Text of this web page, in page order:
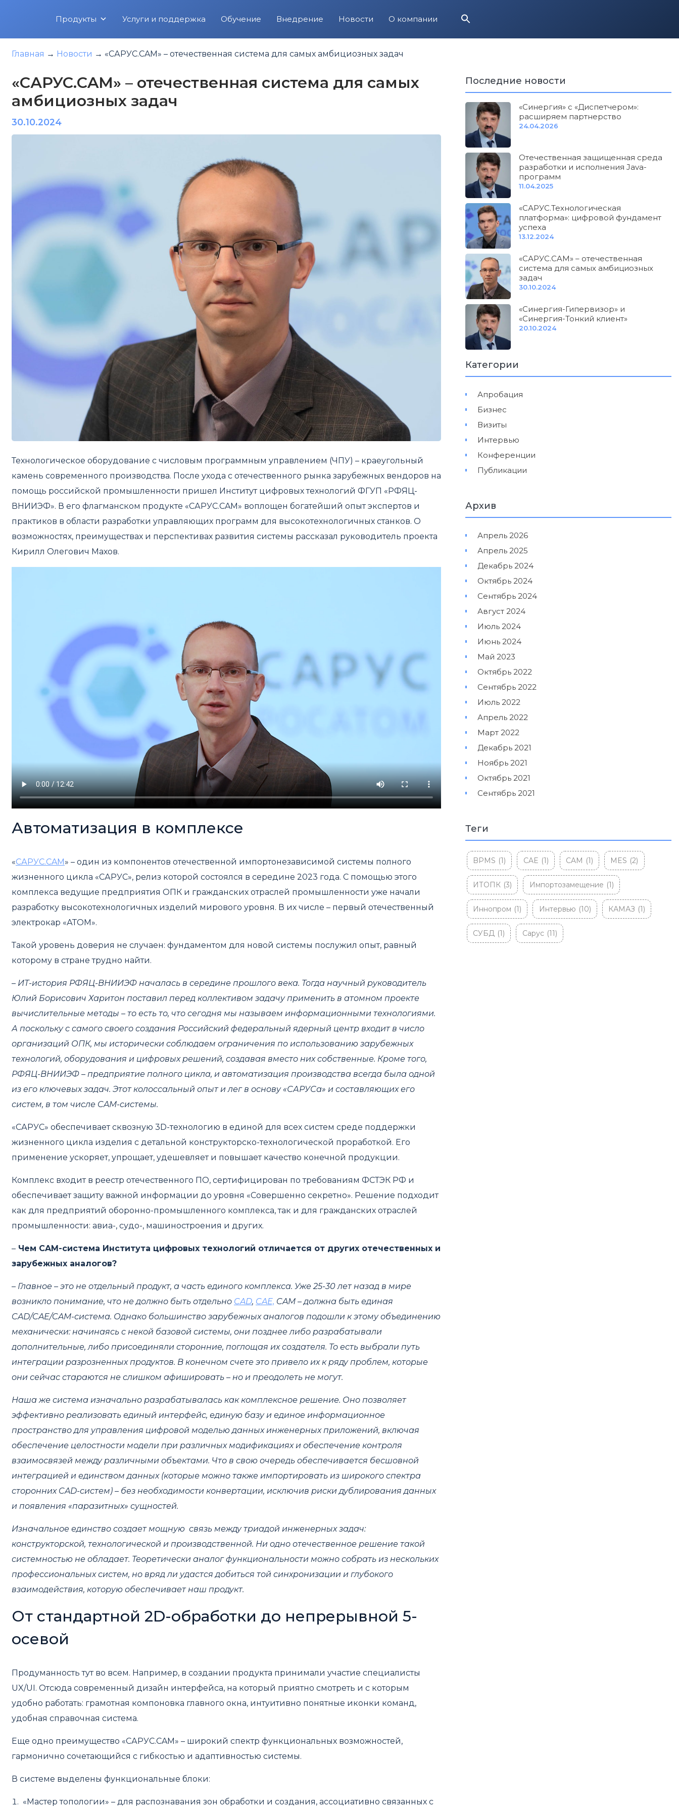
содержимому
Продукты Услуги и поддержка Обучение Внедрение Новости О компании
Главная → Новости → «САРУС.CAM» – отечественная система для самых амбициозных задач
«САРУС.CAM» – отечественная система для самых
амбициозных задач
30.10.2024
Технологическое оборудование с числовым программным управлением (ЧПУ) – краеугольный
камень современного производства. После ухода с отечественного рынка зарубежных вендоров на
помощь российской промышленности пришел Институт цифровых технологий ФГУП «РФЯЦ-
ВНИИЭФ». В его флагманском продукте «САРУС.CAM» воплощен богатейший опыт экспертов и
практиков в области разработки управляющих программ для высокотехнологичных станков. О
возможностях, преимуществах и перспективах развития системы рассказал руководитель проекта
Кирилл Олегович Махов.
Автоматизация в комплексе
«САРУС.CAM» – один из компонентов отечественной импортонезависимой системы полного
жизненного цикла «САРУС», релиз которой состоялся в середине 2023 года. С помощью этого
комплекса ведущие предприятия ОПК и гражданских отраслей промышленности уже начали
разработку высокотехнологичных изделий мирового уровня. В их числе – первый отечественный
электрокар «АТОМ».
Такой уровень доверия не случаен: фундаментом для новой системы послужил опыт, равный
которому в стране трудно найти.
– ИТ-история РФЯЦ-ВНИИЭФ началась в середине прошлого века. Тогда научный руководитель
Юлий Борисович Харитон поставил перед коллективом задачу применить в атомном проекте
вычислительные методы – то есть то, что сегодня мы называем информационными технологиями.
А поскольку с самого своего создания Российский федеральный ядерный центр входит в число
организаций ОПК, мы исторически соблюдаем ограничения по использованию зарубежных
технологий, оборудования и цифровых решений, создавая вместо них собственные. Кроме того,
РФЯЦ-ВНИИЭФ – предприятие полного цикла, и автоматизация производства всегда была одной
из его ключевых задач. Этот колоссальный опыт и лег в основу «САРУСа» и составляющих его
систем, в том числе CAM-системы.
«САРУС» обеспечивает сквозную 3D-технологию в единой для всех систем среде поддержки
жизненного цикла изделия с детальной конструкторско-технологической проработкой. Его
применение ускоряет, упрощает, удешевляет и повышает качество конечной продукции.
Комплекс входит в реестр отечественного ПО, сертифицирован по требованиям ФСТЭК РФ и
обеспечивает защиту важной информации до уровня «Совершенно секретно». Решение подходит
как для предприятий оборонно-промышленного комплекса, так и для гражданских отраслей
промышленности: авиа-, судо-, машиностроения и других.
– Чем CAM-система Института цифровых технологий отличается от других отечественных и
зарубежных аналогов?
– Главное – это не отдельный продукт, а часть единого комплекса. Уже 25-30 лет назад в мире
возникло понимание, что не должно быть отдельно CAD, CAE, CAM – должна быть единая
CAD/CAE/CAM-система. Однако большинство зарубежных аналогов подошли к этому объединению
механически: начинаясь с некой базовой системы, они позднее либо разрабатывали
дополнительные, либо присоединяли сторонние, поглощая их создателя. То есть выбрали путь
интеграции разрозненных продуктов. В конечном счете это привело их к ряду проблем, которые
они сейчас стараются не слишком афишировать – но и преодолеть не могут.
Наша же система изначально разрабатывалась как комплексное решение. Оно позволяет
эффективно реализовать единый интерфейс, единую базу и единое информационное
пространство для управления цифровой моделью данных инженерных приложений, включая
обеспечение целостности модели при различных модификациях и обеспечение контроля
взаимосвязей между различными объектами. Что в свою очередь обеспечивается бесшовной
интеграцией и единством данных (которые можно также импортировать из широкого спектра
сторонних CAD-систем) – без необходимости конвертации, исключив риски дублирования данных
и появления «паразитных» сущностей.
Изначальное единство создает мощную связь между триадой инженерных задач:
конструкторской, технологической и производственной. Ни одно отечественное решение такой
системностью не обладает. Теоретически аналог функциональности можно собрать из нескольких
профессиональных систем, но вряд ли удастся добиться той синхронизации и глубокого
взаимодействия, которую обеспечивает наш продукт.
От стандартной 2D-обработки до непрерывной 5-
осевой
Продуманность тут во всем. Например, в создании продукта принимали участие специалисты
UX/UI. Отсюда современный дизайн интерфейса, на который приятно смотреть и с которым
удобно работать: грамотная компоновка главного окна, интуитивно понятные иконки команд,
удобная справочная система.
Еще одно преимущество «САРУС.CAM» – широкий спектр функциональных возможностей,
гармонично сочетающийся с гибкостью и адаптивностью системы.
В системе выделены функциональные блоки:
«Мастер топологии» – для распознавания зон обработки и создания, ассоциативно связанных с
Последние новости
«Синергия» с «Диспетчером»:
расширяем партнерство
24.04.2026
Отечественная защищенная среда
разработки и исполнения Java-
программ
11.04.2025
«САРУС.Технологическая
платформа»: цифровой фундамент
успеха
13.12.2024
«САРУС.CAM» – отечественная
система для самых амбициозных
задач
30.10.2024
«Синергия-Гипервизор» и
«Синергия-Тонкий клиент»
20.10.2024
Категории
Апробация
Бизнес
Визиты
Интервью
Конференции
Публикации
Архив
Апрель 2026
Апрель 2025
Декабрь 2024
Октябрь 2024
Сентябрь 2024
Август 2024
Июль 2024
Июнь 2024
Май 2023
Октябрь 2022
Сентябрь 2022
Июль 2022
Апрель 2022
Март 2022
Декабрь 2021
Ноябрь 2021
Октябрь 2021
Сентябрь 2021
Теги
BPMS (1) CAE (1) CAM (1) MES (2)
ИТОПК (3) Импортозамещение (1)
Иннопром (1) Интервью (10) КАМАЗ (1)
СУБД (1) Сарус (11)